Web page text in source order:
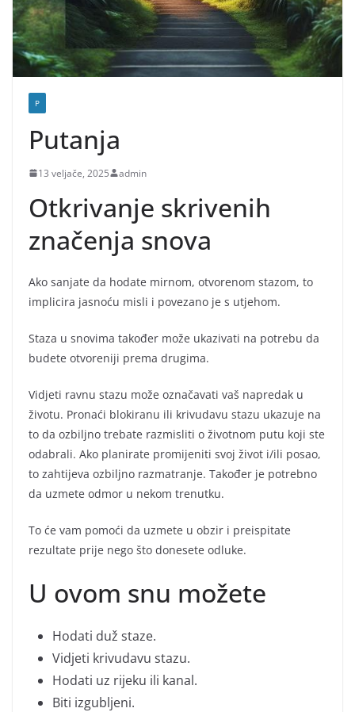
P
Putanja
13 veljače, 2025 admin
Otkrivanje skrivenih
značenja snova
Ako sanjate da hodate mirnom, otvorenom stazom, to
implicira jasnoću misli i povezano je s utjehom.
Staza u snovima također može ukazivati na potrebu da
budete otvoreniji prema drugima.
Vidjeti ravnu stazu može označavati vaš napredak u
životu. Pronaći blokiranu ili krivudavu stazu ukazuje na
to da ozbiljno trebate razmisliti o životnom putu koji ste
odabrali. Ako planirate promijeniti svoj život i/ili posao,
to zahtijeva ozbiljno razmatranje. Također je potrebno
da uzmete odmor u nekom trenutku.
To će vam pomoći da uzmete u obzir i preispitate
rezultate prije nego što donesete odluke.
U ovom snu možete
Hodati duž staze.
Vidjeti krivudavu stazu.
Hodati uz rijeku ili kanal.
Biti izgubljeni.